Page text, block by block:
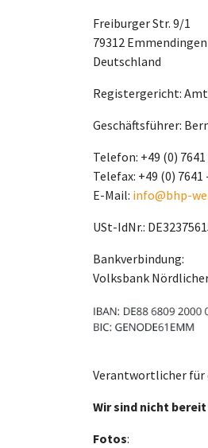
Freiburger Str. 9/1
79312 Emmendingen
Deutschland
Registergericht:
Geschäftsführer:
Telefon: +49 (0)
Telefax: +49 (0) 7641
E-Mail: info@bhp-
USt-IdNr.:
Bankverbindung:
Volksbank
Verantwortlicher für
Wir sind nicht
Fotos: